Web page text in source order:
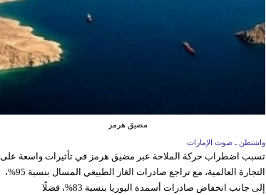
مضيق هرمز
واشنطن ـ صوت الإمارات
تسبب اضطراب حركة الملاحة عبر مضيق هرمز في تأثيرات واسعة على
التجارة العالمية، مع تراجع صادرات الغاز الطبيعي المسال بنسبة 95%،
إلى جانب انخفاض صادرات أسمدة اليوريا بنسبة 83%، فضلًا